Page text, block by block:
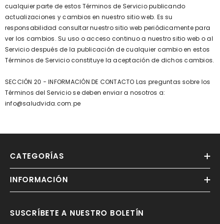
cualquier parte de estos Términos de Servicio publicando
actualizaciones y cambios en nuestro sitio web. Es su
responsabilidad consultar nuestro sitio web periódicamente para
ver los cambios. Su uso o acceso continuo a nuestro sitio web o al
Servicio después de la publicación de cualquier cambio en estos
Términos de Servicio constituye la aceptación de dichos cambios.
SECCIÓN 20 - INFORMACIÓN DE CONTACTO Las preguntas sobre los
Términos del Servicio se deben enviar a nosotros a:
info@saludvida.com.pe
CATEGORÍAS
INFORMACIÓN
SUSCRÍBETE A NUESTRO BOLETÍN